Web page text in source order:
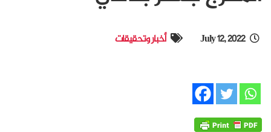
July 12, 2022 أخبار وتحقيقات